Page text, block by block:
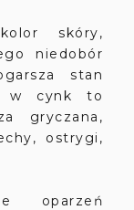
skóry,
niedobór
stan
w cynk to
gryczana,
ostrygi,
oparzeń